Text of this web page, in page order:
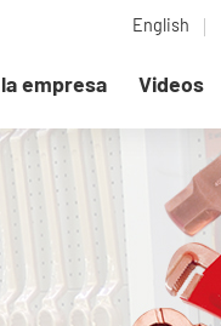
English
empresa Videos